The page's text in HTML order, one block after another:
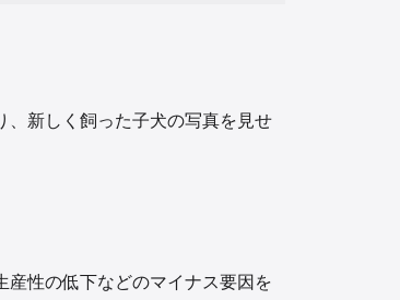
新しく飼った子犬の写真を見せ
性の低下などのマイナス要因を